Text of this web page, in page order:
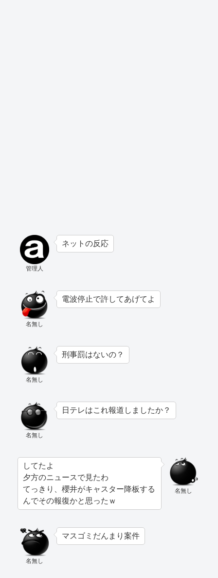
管理人
ネットの反応
名無し
電波停止で許してあげてよ
名無し
刑事罰はないの？
名無し
日テレはこれ報道しましたか？
名無し
してたよ
夕方のニュースで見たわ
てっきり、櫻井がキャスター降板する
んでその報復かと思ったｗ
名無し
マスゴミだんまり案件